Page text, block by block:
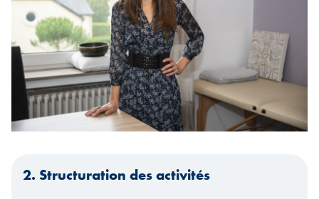
2. Structuration des activités